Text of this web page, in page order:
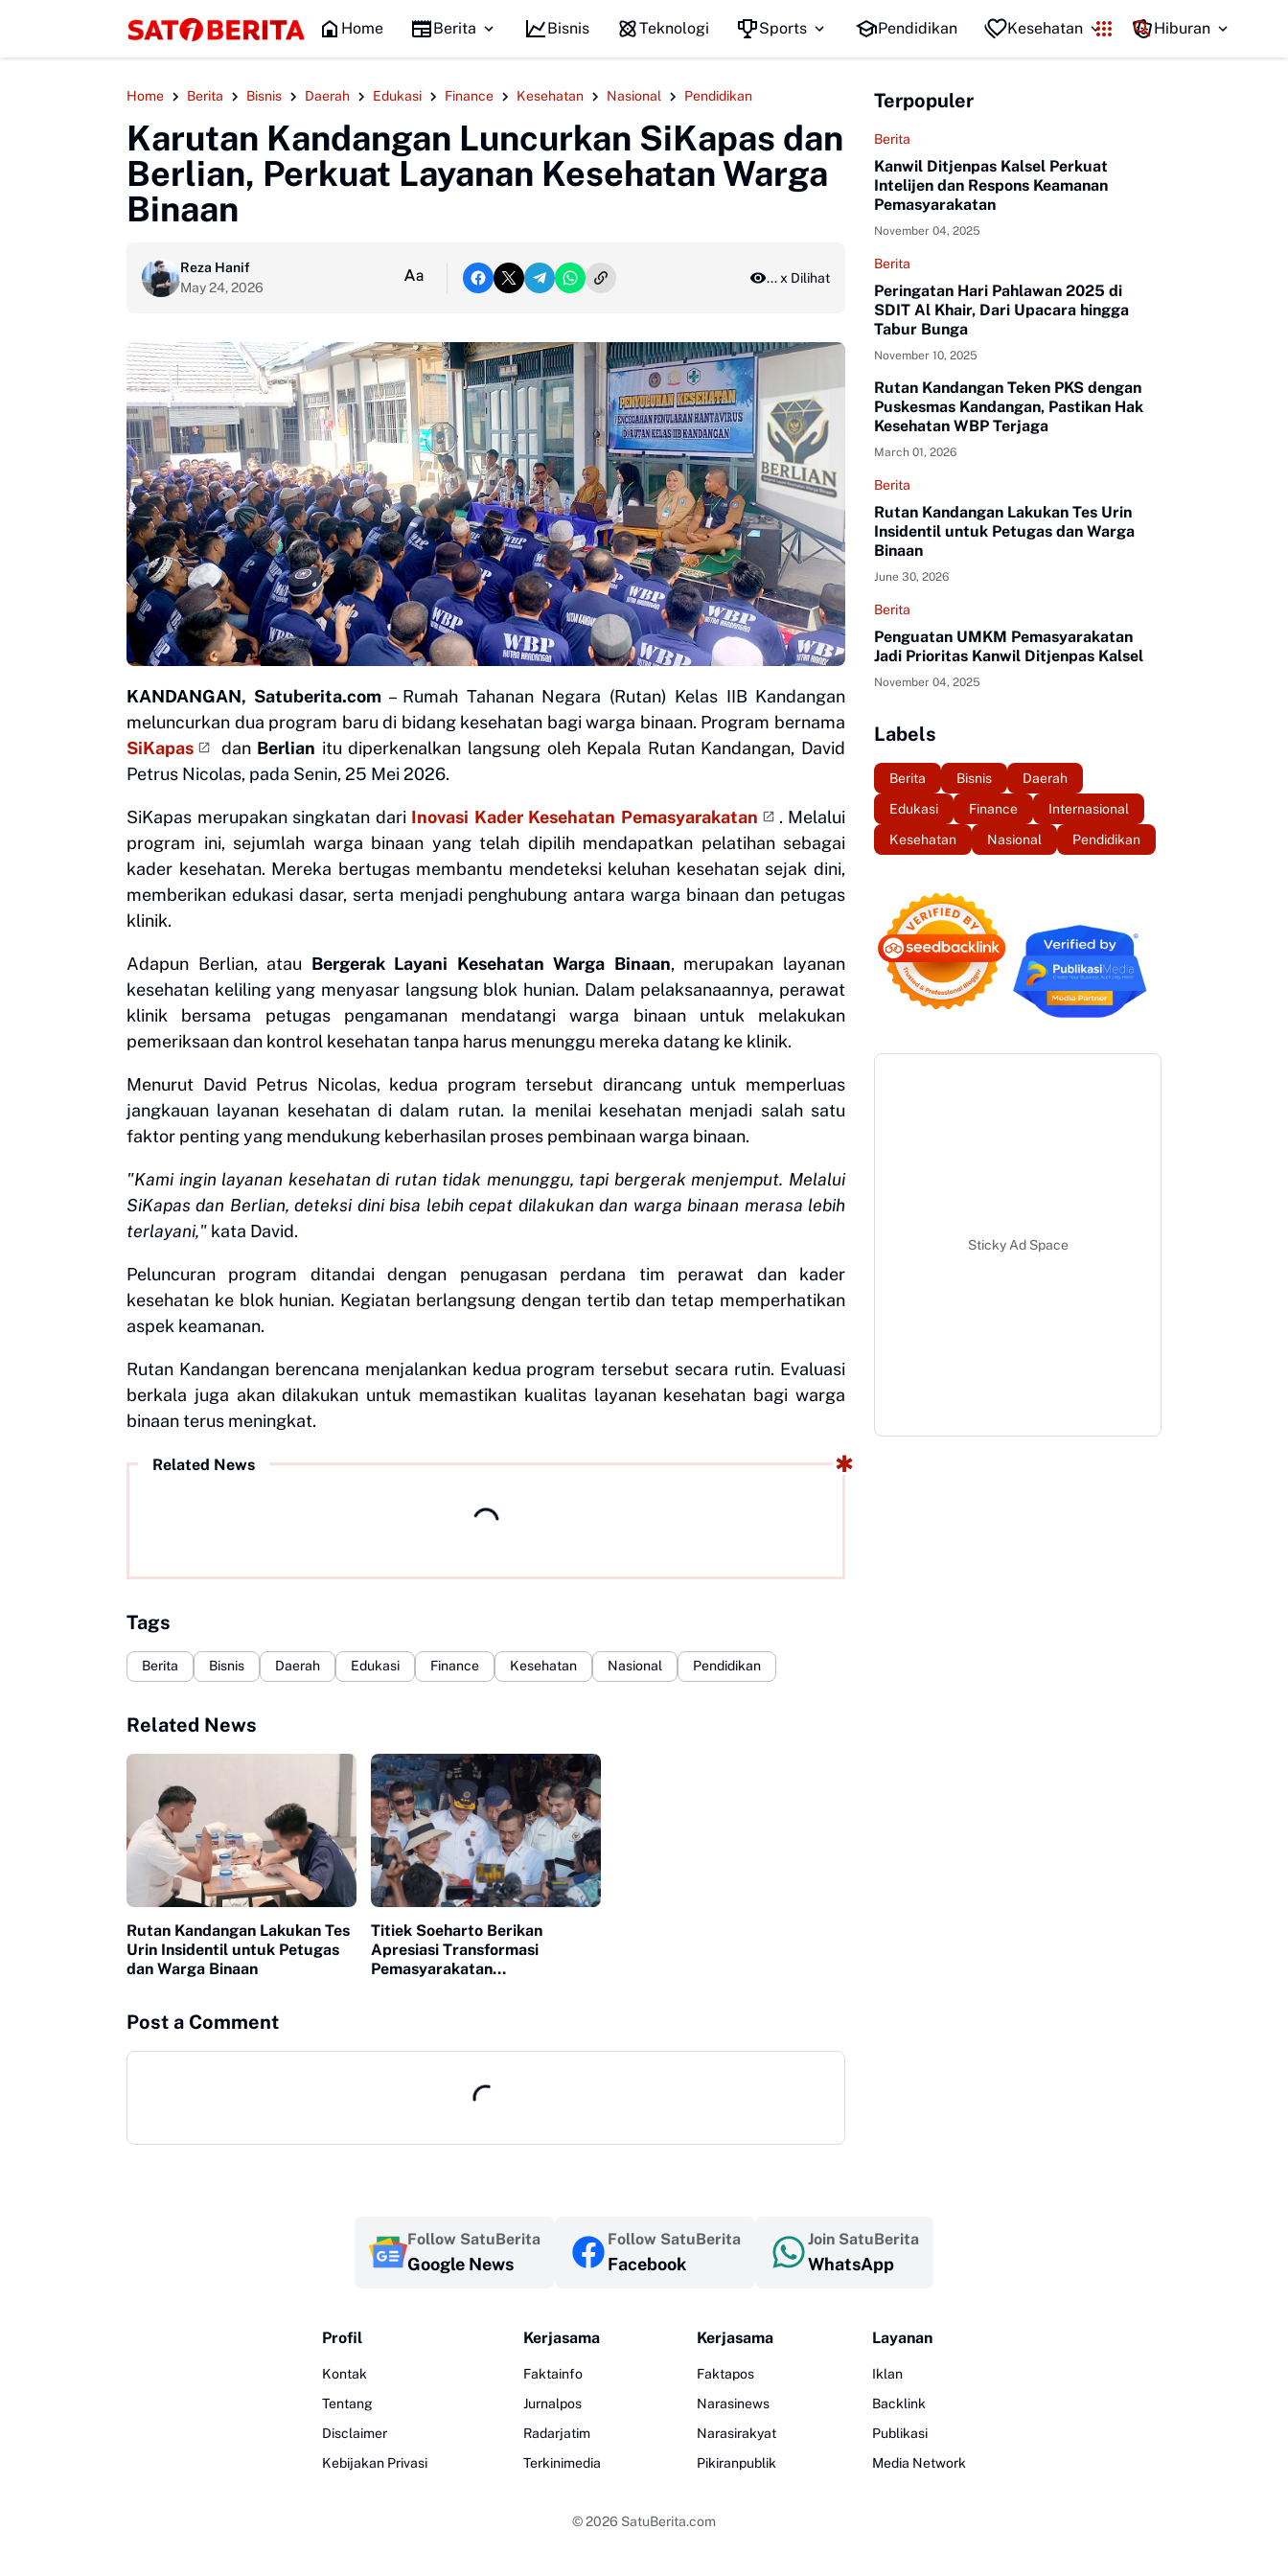
HEADLINE Rutan Kandangan Lakukan Tes Urin Insidentil
Home Berita Bisnis Teknologi Sports Pendidikan Kesehatan Hiburan
Home Berita Bisnis Daerah Edukasi Finance Kesehatan Nasional Pendidikan
Karutan Kandangan Luncurkan SiKapas dan
Berlian, Perkuat Layanan Kesehatan Warga
Binaan
Reza Hanif
May 24, 2026
.. x Dilihat
KANDANGAN, Satuberita.com – Rumah Tahanan Negara (Rutan) Kelas IIB Kandangan
meluncurkan dua program baru di bidang kesehatan bagi warga binaan. Program bernama
SiKapas
dan Berlian itu diperkenalkan langsung oleh Kepala Rutan Kandangan, David
Petrus Nicolas, pada Senin, 25 Mei 2026.
SiKapas merupakan singkatan dari Inovasi Kader Kesehatan Pemasyarakatan
. Melalui
program ini, sejumlah warga binaan yang telah dipilih mendapatkan pelatihan sebagai
kader kesehatan. Mereka bertugas membantu mendeteksi keluhan kesehatan sejak dini,
memberikan edukasi dasar, serta menjadi penghubung antara warga binaan dan petugas
klinik.
Adapun Berlian, atau Bergerak Layani Kesehatan Warga Binaan, merupakan layanan
kesehatan keliling yang menyasar langsung blok hunian. Dalam pelaksanaannya, perawat
klinik bersama petugas pengamanan mendatangi warga binaan untuk melakukan
pemeriksaan dan kontrol kesehatan tanpa harus menunggu mereka datang ke klinik.
Menurut David Petrus Nicolas, kedua program tersebut dirancang untuk memperluas
jangkauan layanan kesehatan di dalam rutan. Ia menilai kesehatan menjadi salah satu
faktor penting yang mendukung keberhasilan proses pembinaan warga binaan.
"Kami ingin layanan kesehatan di rutan tidak menunggu, tapi bergerak menjemput. Melalui
SiKapas dan Berlian, deteksi dini bisa lebih cepat dilakukan dan warga binaan merasa lebih
terlayani," kata David.
Peluncuran program ditandai dengan penugasan perdana tim perawat dan kader
kesehatan ke blok hunian. Kegiatan berlangsung dengan tertib dan tetap memperhatikan
aspek keamanan.
Rutan Kandangan berencana menjalankan kedua program tersebut secara rutin. Evaluasi
berkala juga akan dilakukan untuk memastikan kualitas layanan kesehatan bagi warga
binaan terus meningkat.
Related News
Tags
Berita Bisnis Daerah Edukasi Finance Kesehatan Nasional Pendidikan
Related News
Rutan Kandangan Lakukan Tes
Urin Insidentil untuk Petugas
dan Warga Binaan
Titiek Soeharto Berikan
Apresiasi Transformasi
Pemasyarakatan
Post a Comment
Terpopuler
Berita
Kanwil Ditjenpas Kalsel Perkuat
Intelijen dan Respons Keamanan
Pemasyarakatan
November 04, 2025
Berita
Peringatan Hari Pahlawan 2025 di
SDIT Al Khair, Dari Upacara hingga
Tabur Bunga
November 10, 2025
Rutan Kandangan Teken PKS dengan
Puskesmas Kandangan, Pastikan Hak
Kesehatan WBP Terjaga
March 01, 2026
Berita
Rutan Kandangan Lakukan Tes Urin
Insidentil untuk Petugas dan Warga
Binaan
June 30, 2026
Berita
Penguatan UMKM Pemasyarakatan
Jadi Prioritas Kanwil Ditjenpas Kalsel
November 04, 2025
Labels
Berita Bisnis
Daerah
Edukasi
Finance
Internasional
Kesehatan
Nasional Pendidikan
Sticky Ad Space
Follow SatuBerita
Google News
Follow SatuBerita
Facebook
Join SatuBerita
WhatsApp
Profil
Kontak
Tentang
Disclaimer
Kebijakan Privasi
Kerjasama
Faktainfo
Jurnalpos
Radarjatim
Terkinimedia
Kerjasama
Faktapos
Narasinews
Narasirakyat
Pikiranpublik
Layanan
Iklan
Backlink
Publikasi
Media Network
© 2026 SatuBerita.com